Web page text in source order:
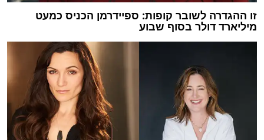
זו ההגדרה לשובר קופות: ספיידרמן הכניס כמעט
מיליארד דולר בסוף שבוע